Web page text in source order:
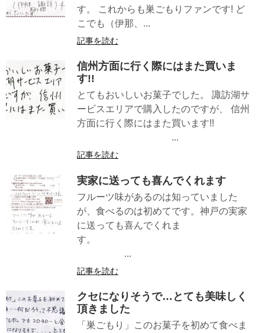
す。 これからも巣ごもりファンです! ど
こでも（伊那、...
記事を読む
信州方面に行く際にはまた買いま
す!!
とてもおいしいお菓子でした。 諏訪湖サ
ービスエリアで購入したのですが、 信州
方面に行く際にはまた買います!!
...
記事を読む
実家に送っても喜んでくれます
フルーツ味があるのは知っていました
が、食べるのは初めてです。神戸の実家
に送っても喜んでくれま
す。
...
記事を読む
クセになりそうで…とても美味しく
頂きました
「巣ごもり」このお菓子を初めて食べま